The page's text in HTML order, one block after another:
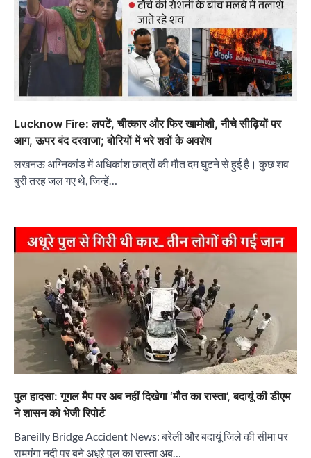
Lucknow Fire: लपटें, चीत्कार और फिर खामोशी, नीचे सीढ़ियों पर
आग, ऊपर बंद दरवाजा; बोरियों में भरे शवों के अवशेष
लखनऊ अग्निकांड में अधिकांश छात्रों की मौत दम घुटने से हुई है। कुछ शव
बुरी तरह जल गए थे, जिन्हें…
पुल हादसा: गूगल मैप पर अब नहीं दिखेगा ‘मौत का रास्ता’, बदायूं की डीएम
ने शासन को भेजी रिपोर्ट
Bareilly Bridge Accident News: बरेली और बदायूं जिले की सीमा पर
रामगंगा नदी पर बने अधूरे पुल का रास्ता अब…